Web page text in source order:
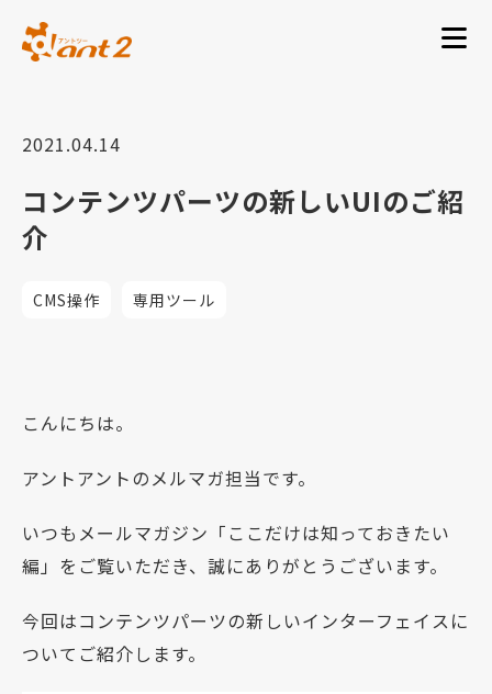
2021.04.14
コンテンツパーツの新しいUIのご紹
介
CMS操作 専用ツール
こんにちは。
アントアントのメルマガ担当です。
いつもメールマガジン「ここだけは知っておきたい
編」をご覧いただき、誠にありがとうございます。
今回はコンテンツパーツの新しいインターフェイスに
ついてご紹介します。